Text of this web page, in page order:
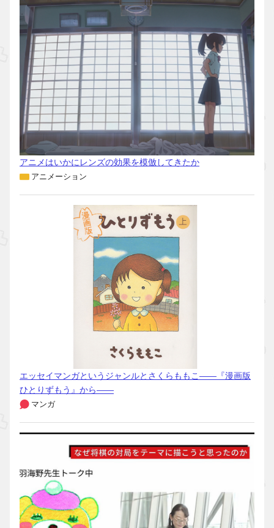
アニメはいかにレンズの効果を模倣してきたか
アニメーション
エッセイマンガというジャンルとさくらももこ――『漫画版
ひとりずもう』から――
マンガ